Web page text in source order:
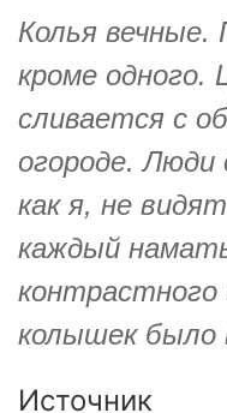
Колья вечные.
кроме одного.
сливается с
огороде. Люди
как я, не
каждый
колышек было
Источник